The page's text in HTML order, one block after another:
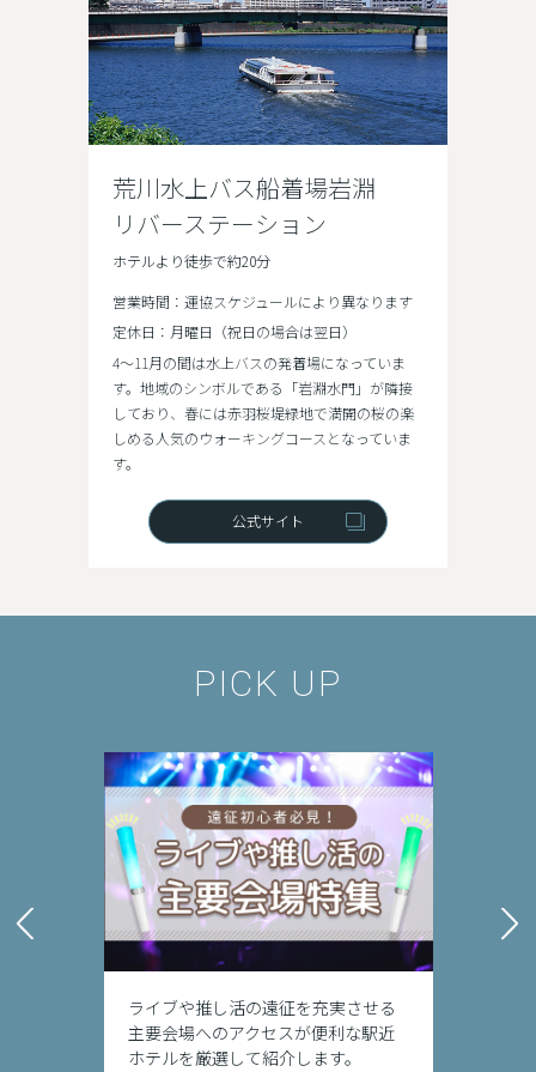
荒川水上バス船着場岩淵
リバーステーション
ホテルより徒歩で約20分
営業時間：運協スケジュールにより異なります
定休日：月曜日（祝日の場合は翌日）
4～11月の間は水上バスの発着場になっていま
す。地域のシンボルである「岩淵水門」が隣接
しており、春には赤羽桜堤緑地で満開の桜の楽
しめる人気のウォーキングコースとなっていま
す。
公式サイト
PICK UP
イブや推し活の遠征を充実させる
要会場へのアクセスが便利な駅近
テルを厳選して紹介します。